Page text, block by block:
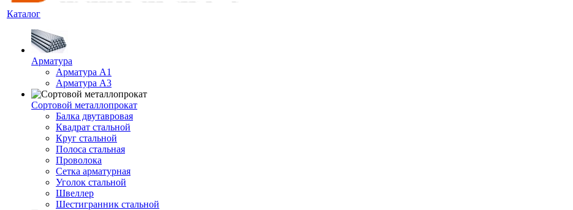
Каталог
Арматура
Арматура A1
Арматура А3
Сортовой металлопрокат
Балка двутавровая
Квадрат стальной
Круг стальной
Полоса стальная
Проволока
Сетка арматурная
Уголок стальной
Швеллер
Шестигранник стальной